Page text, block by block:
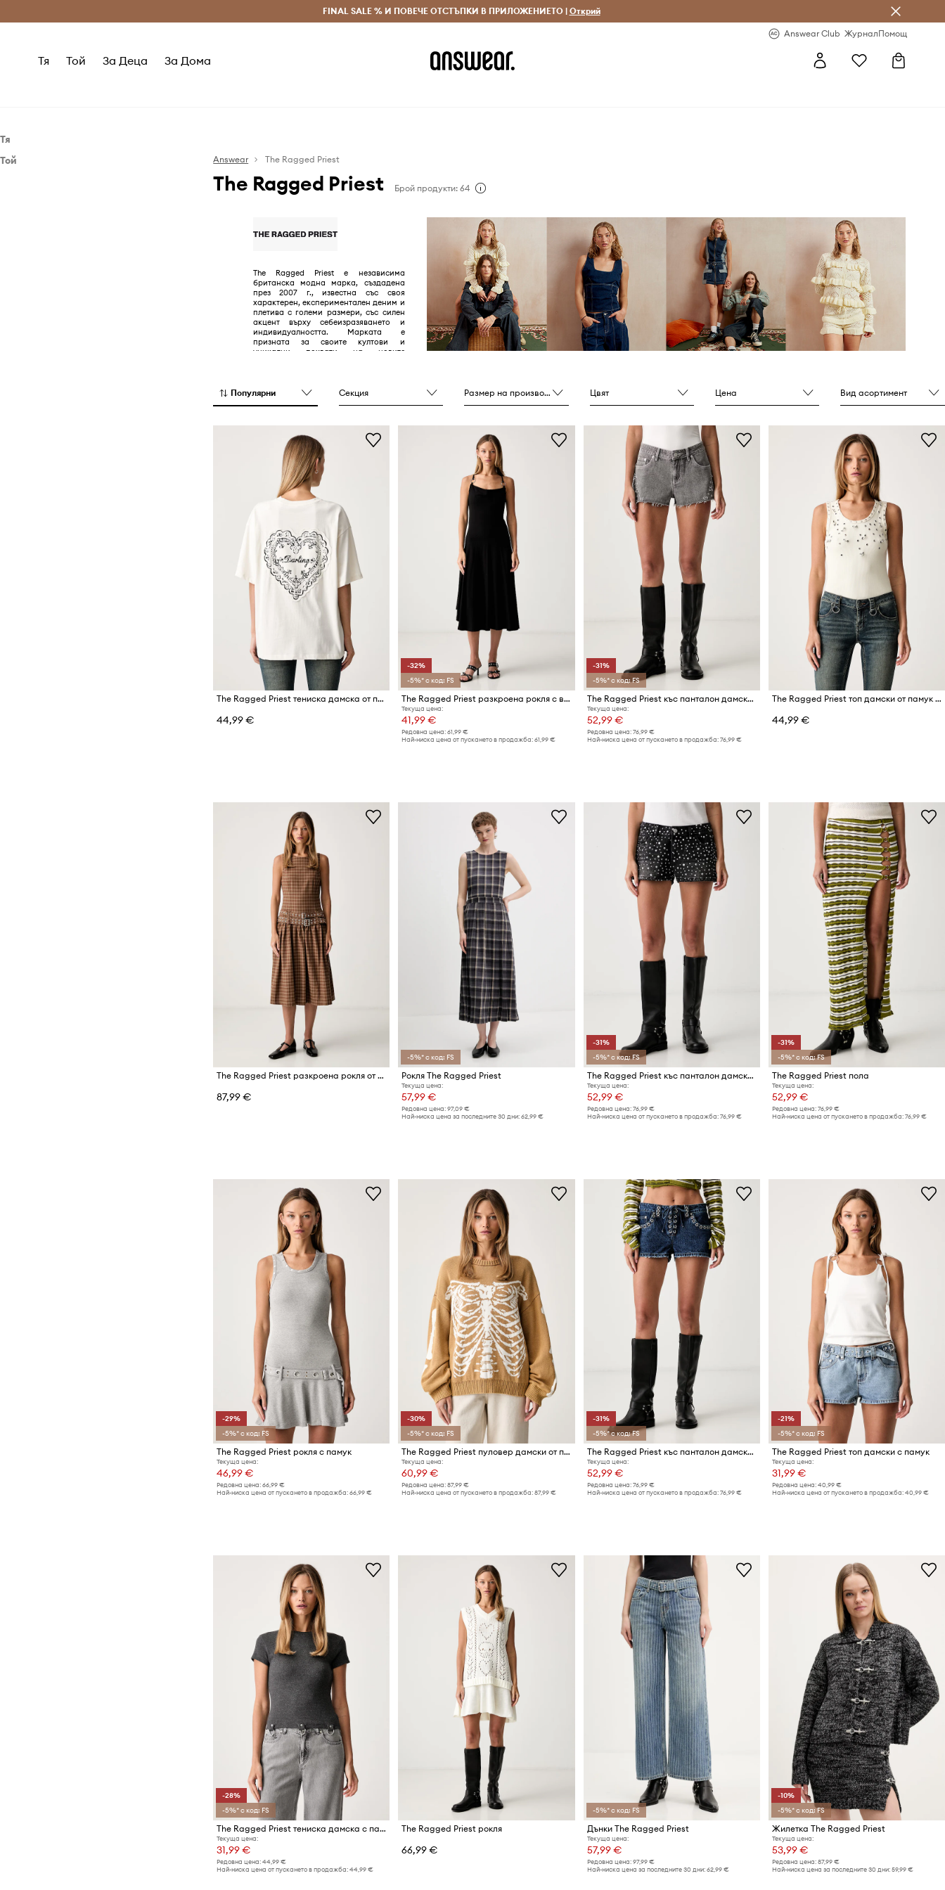
Безплатни доставка и връщане за поръчки над 70 EUR Доставка 1-5 дни
FINAL SALE % И ПОВЕЧЕ ОТСТЪПКИ В ПРИЛОЖЕНИЕТО | Открий
Answear Club ЖурналПомощ
Тя Той За Деца За Дома
Тя
Той
Answear The Ragged Priest
The Ragged Priest Брой продукти: 64
The Ragged Priest е независима
британска модна марка, създадена
през 2007 г., известна със своя
характерен, експериментален деним и
плетива с големи размери, със силен
акцент върху себеизразяването и
индивидуалността. Марката е
призната за своите култови и
уникални похвати на новите
Популярни Секция Размер на производителя Цвят Цена Вид асортимент
The Ragged Priest тениска дамска от памук
44,99 €
-32%
-5%* с код: FS
The Ragged Priest разкроена рокля с вискоза
Текуща цена:
41,99 €
Редовна цена: 61,99 €
Най-ниска цена от пускането в продажба: 61,99 €
-31%
-5%* с код: FS
The Ragged Priest къс панталон дамски от деним
Текуща цена:
52,99 €
Редовна цена: 76,99 €
Най-ниска цена от пускането в продажба: 76,99 €
The Ragged Priest топ дамски от памук с еластан
44,99 €
The Ragged Priest разкроена рокля от памук
87,99 €
-5%* с код: FS
Рокля The Ragged Priest
Текуща цена:
57,99 €
Редовна цена: 97,09 €
Най-ниска цена за последните 30 дни: 62,99 €
-31%
-5%* с код: FS
The Ragged Priest къс панталон дамски от деним
Текуща цена:
52,99 €
Редовна цена: 76,99 €
Най-ниска цена от пускането в продажба: 76,99 €
-31%
-5%* с код: FS
The Ragged Priest пола
Текуща цена:
52,99 €
Редовна цена: 76,99 €
Най-ниска цена от пускането в продажба: 76,99 €
-29%
-5%* с код: FS
The Ragged Priest рокля с памук
Текуща цена:
46,99 €
Редовна цена: 66,99 €
Най-ниска цена от пускането в продажба: 66,99 €
-30%
-5%* с код: FS
The Ragged Priest пуловер дамски от памук
Текуща цена:
60,99 €
Редовна цена: 87,99 €
Най-ниска цена от пускането в продажба: 87,99 €
-31%
-5%* с код: FS
The Ragged Priest къс панталон дамски от деним
Текуща цена:
52,99 €
Редовна цена: 76,99 €
Най-ниска цена от пускането в продажба: 76,99 €
-21%
-5%* с код: FS
The Ragged Priest топ дамски с памук
Текуща цена:
31,99 €
Редовна цена: 40,99 €
Най-ниска цена от пускането в продажба: 40,99 €
-28%
-5%* с код: FS
The Ragged Priest тениска дамска с памук
Текуща цена:
31,99 €
Редовна цена: 44,99 €
Най-ниска цена от пускането в продажба: 44,99 €
The Ragged Priest рокля
66,99 €
-5%* с код: FS
Дънки The Ragged Priest
Текуща цена:
57,99 €
Редовна цена: 97,99 €
Най-ниска цена за последните 30 дни: 62,99 €
-10%
-5%* с код: FS
Жилетка The Ragged Priest
Текуща цена:
53,99 €
Редовна цена: 87,99 €
Най-ниска цена за последните 30 дни: 59,99 €